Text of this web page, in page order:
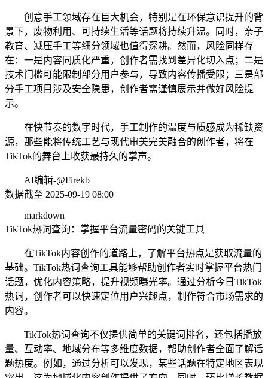
创意手工领域存在巨大机会，特别是在环保意识提升的背
景下，废物利用、可持续生活等话题将持续升温。同时，亲子
教育、减压手工等细分领域也值得深耕。然而，风险同样存
在：一是内容同质化严重，创作者需找到差异化切入点；二是
技术门槛可能限制部分用户参与，导致内容传播受限；三是部
分手工项目涉及安全隐患，创作者需谨慎展示并做好风险提
示。
在快节奏的数字时代，手工制作的温度与质感成为稀缺资
源，那些能将传统工艺与现代审美完美融合的创作者，将在
TikTok的舞台上收获最持久的掌声。
AI编辑-@Firekb
数据截至 2025-09-19 08:00
markdown
TikTok热词查询：掌握平台流量密码的关键工具
在TikTok内容创作的道路上，了解平台热点是获取流量的
基础。TikTok热词查询工具能够帮助创作者实时掌握平台热门
话题，优化内容策略，提升视频曝光率。通过分析今日TikTok
热词，创作者可以快速定位用户兴趣点，制作符合市场需求的
内容。
TikTok热词查询不仅提供简单的关键词排名，还包括播放
量、互动率、地域分布等多维度数据，帮助创作者全面了解话
题热度。例如，通过分析可以发现，某些话题在特定地区表现